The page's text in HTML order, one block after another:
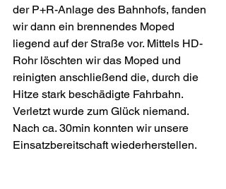
der P+R-Anlage des Bahnhofs, fanden
wir dann ein brennendes Moped
liegend auf der Straße vor. Mittels HD-
Rohr löschten wir das Moped und
reinigten anschließend die, durch die
Hitze stark beschädigte Fahrbahn.
Verletzt wurde zum Glück niemand.
Nach ca. 30min konnten wir unsere
Einsatzbereitschaft wiederherstellen.